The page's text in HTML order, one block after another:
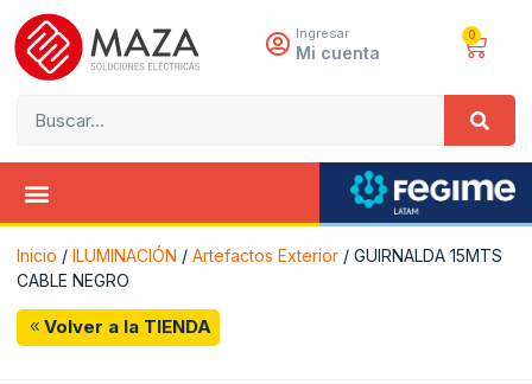
Ingresar
Mi cuenta
0
Inicio / ILUMINACIÓN / Artefactos Exterior / GUIRNALDA 15MTS
CABLE NEGRO
Volver a la TIENDA